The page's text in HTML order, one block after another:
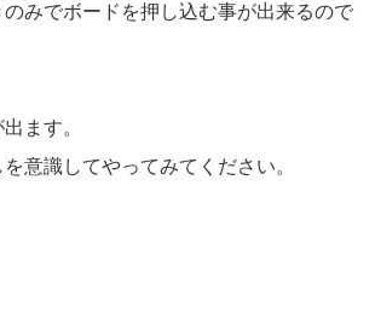
みでボードを押し込む事が出来るので
ます。
意識してやってみてください。